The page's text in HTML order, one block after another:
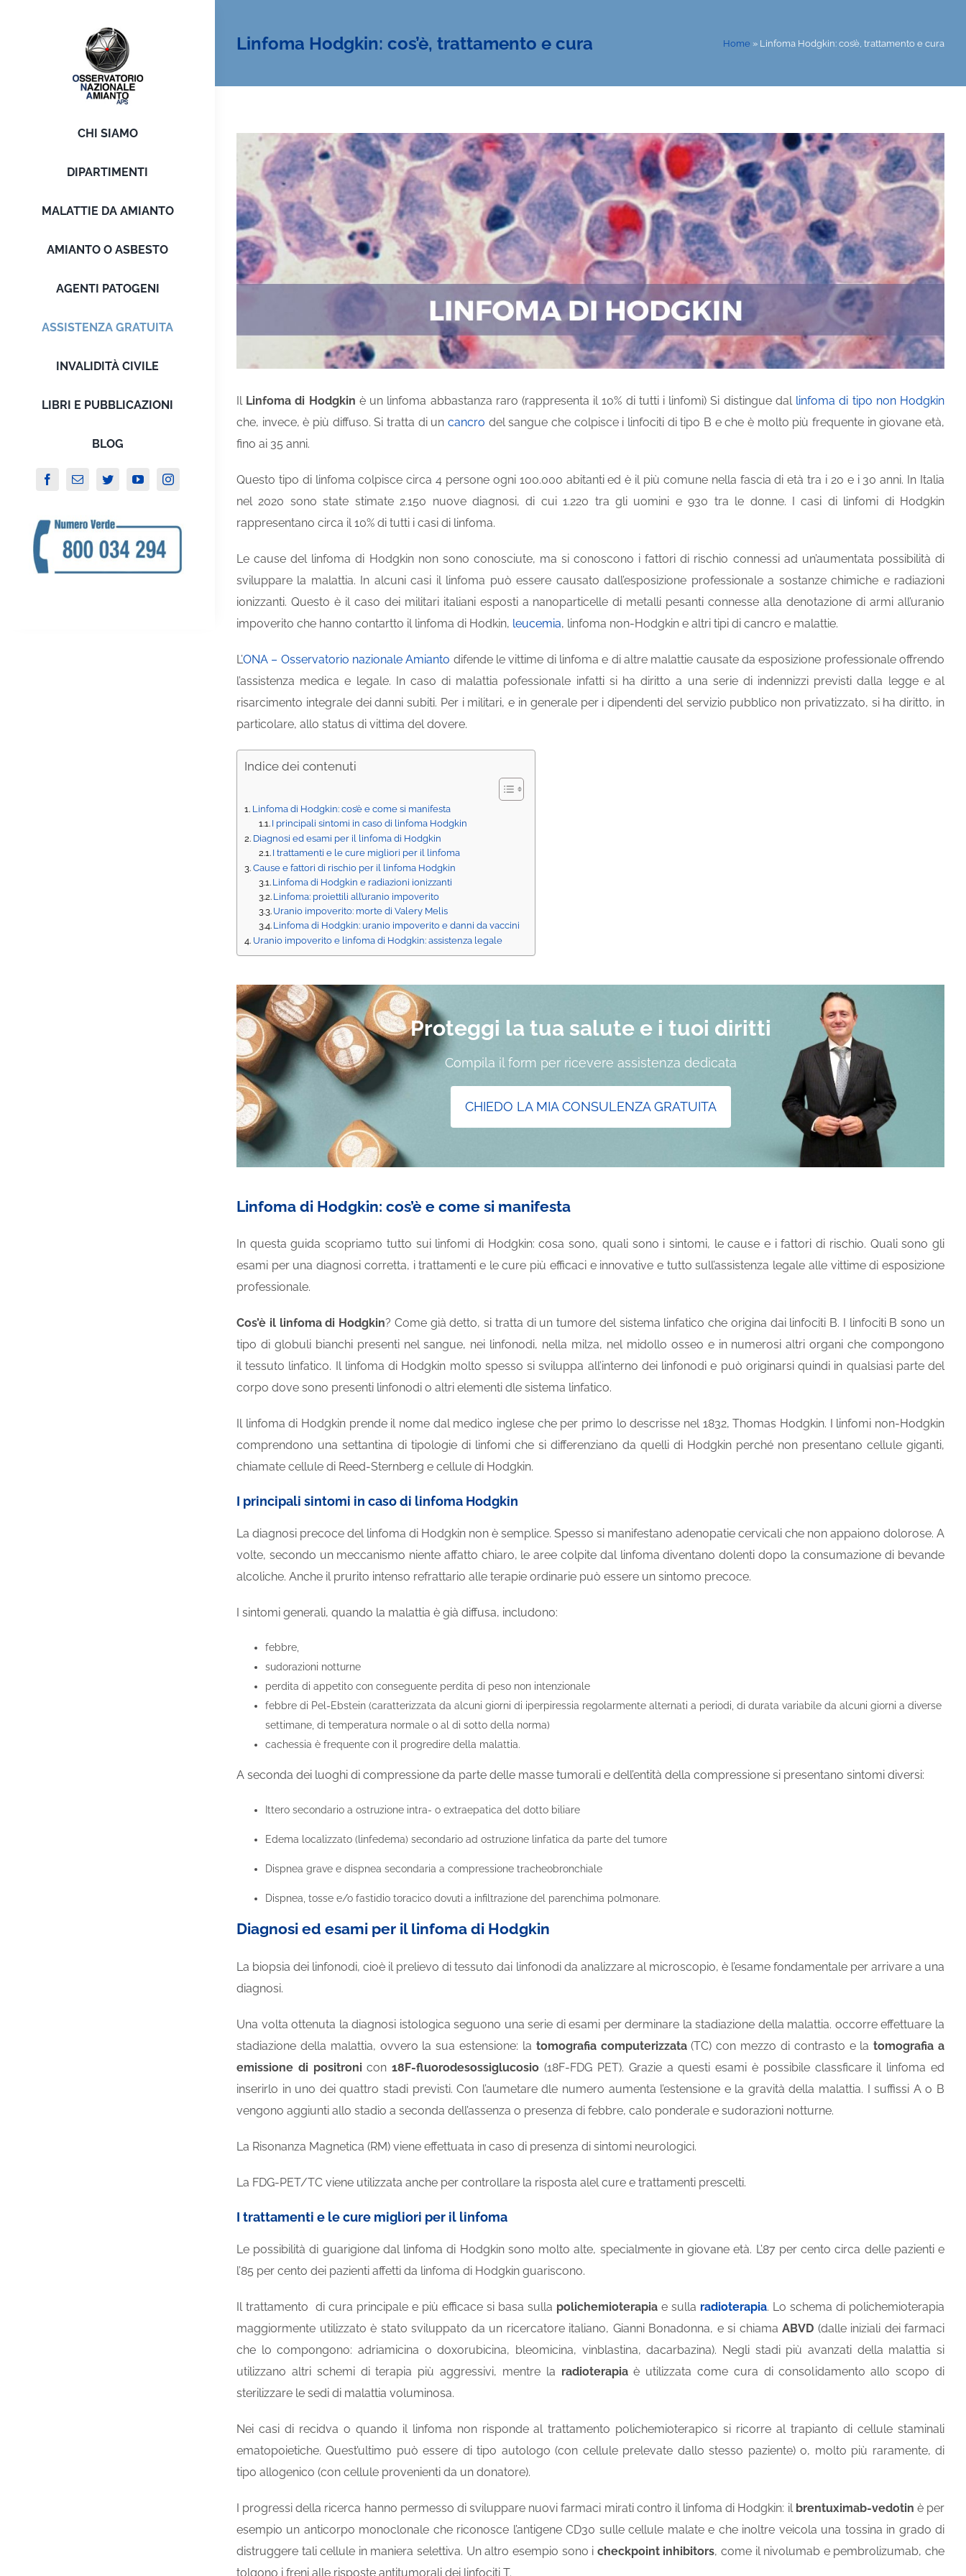
CHI SIAMO
DIPARTIMENTI
MALATTIE DA AMIANTO
AMIANTO O ASBESTO
AGENTI PATOGENI
ASSISTENZA GRATUITA
INVALIDITÀ CIVILE
LIBRI E PUBBLICAZIONI
BLOG
Linfoma Hodgkin: cos’è, trattamento e cura Home » Linfoma Hodgkin: cos’è, trattamento e cura
Il Linfoma di Hodgkin è un linfoma abbastanza raro (rappresenta il 10% di tutti i linfomi) Si distingue dal linfoma di tipo non Hodgkin
che, invece, è più diffuso. Si tratta di un cancro del sangue che colpisce i linfociti di tipo B e che è molto più frequente in giovane età,
fino ai 35 anni.
Questo tipo di linfoma colpisce circa 4 persone ogni 100.000 abitanti ed è il più comune nella fascia di età tra i 20 e i 30 anni. In Italia
nel 2020 sono state stimate 2.150 nuove diagnosi, di cui 1.220 tra gli uomini e 930 tra le donne. I casi di linfomi di Hodgkin
rappresentano circa il 10% di tutti i casi di linfoma.
Le cause del linfoma di Hodgkin non sono conosciute, ma si conoscono i fattori di rischio connessi ad un’aumentata possibilità di
sviluppare la malattia. In alcuni casi il linfoma può essere causato dall’esposizione professionale a sostanze chimiche e radiazioni
ionizzanti. Questo è il caso dei militari italiani esposti a nanoparticelle di metalli pesanti connesse alla denotazione di armi all’uranio
impoverito che hanno contartto il linfoma di Hodkin, leucemia, linfoma non-Hodgkin e altri tipi di cancro e malattie.
L’ONA – Osservatorio nazionale Amianto difende le vittime di linfoma e di altre malattie causate da esposizione professionale offrendo
l’assistenza medica e legale. In caso di malattia pofessionale infatti si ha diritto a una serie di indennizzi previsti dalla legge e al
risarcimento integrale dei danni subiti. Per i militari, e in generale per i dipendenti del servizio pubblico non privatizzato, si ha diritto, in
particolare, allo status di vittima del dovere.
Indice dei contenuti
Linfoma di Hodgkin: cos’è e come si manifesta
I principali sintomi in caso di linfoma Hodgkin
Diagnosi ed esami per il linfoma di Hodgkin
I trattamenti e le cure migliori per il linfoma
Cause e fattori di rischio per il linfoma Hodgkin
Linfoma di Hodgkin e radiazioni ionizzanti
Linfoma: proiettili all’uranio impoverito
Uranio impoverito: morte di Valery Melis
Linfoma di Hodgkin: uranio impoverito e danni da vaccini
Uranio impoverito e linfoma di Hodgkin: assistenza legale
Proteggi la tua salute e i tuoi diritti
Compila il form per ricevere assistenza dedicata
CHIEDO LA MIA CONSULENZA GRATUITA
Linfoma di Hodgkin: cos’è e come si manifesta
In questa guida scopriamo tutto sui linfomi di Hodgkin: cosa sono, quali sono i sintomi, le cause e i fattori di rischio. Quali sono gli
esami per una diagnosi corretta, i trattamenti e le cure più efficaci e innovative e tutto sull’assistenza legale alle vittime di esposizione
professionale.
Cos’è il linfoma di Hodgkin? Come già detto, si tratta di un tumore del sistema linfatico che origina dai linfociti B. I linfociti B sono un
tipo di globuli bianchi presenti nel sangue, nei linfonodi, nella milza, nel midollo osseo e in numerosi altri organi che compongono
iltessuto linfatico. Il linfoma di Hodgkin molto spesso si sviluppa all’interno dei linfonodi e può originarsi quindi in qualsiasi parte del
corpo dove sono presenti linfonodi o altri elementi dle sistema linfatico.
Il linfoma di Hodgkin prende il nome dal medico inglese che per primo lo descrisse nel 1832, Thomas Hodgkin. I linfomi non-Hodgkin
comprendono una settantina di tipologie di linfomi che si differenziano da quelli di Hodgkin perché non presentano cellule giganti,
chiamate cellule di Reed-Sternberg e cellule di Hodgkin.
I principali sintomi in caso di linfoma Hodgkin
La diagnosi precoce del linfoma di Hodgkin non è semplice. Spesso si manifestano adenopatie cervicali che non appaiono dolorose. A
volte, secondo un meccanismo niente affatto chiaro, le aree colpite dal linfoma diventano dolenti dopo la consumazione di bevande
alcoliche. Anche il prurito intenso refrattario alle terapie ordinarie può essere un sintomo precoce.
I sintomi generali, quando la malattia è già diffusa, includono:
febbre,
sudorazioni notturne
perdita di appetito con conseguente perdita di peso non intenzionale
febbre di Pel-Ebstein (caratterizzata da alcuni giorni di iperpiressia regolarmente alternati a periodi, di durata variabile da alcuni giorni a diverse
settimane, di temperatura normale o al di sotto della norma)
cachessia è frequente con il progredire della malattia.
A seconda dei luoghi di compressione da parte delle masse tumorali e dell’entità della compressione si presentano sintomi diversi:
Ittero secondario a ostruzione intra- o extraepatica del dotto biliare
Edema localizzato (linfedema) secondario ad ostruzione linfatica da parte del tumore
Dispnea grave e dispnea secondaria a compressione tracheobronchiale
Dispnea, tosse e/o fastidio toracico dovuti a infiltrazione del parenchima polmonare.
Diagnosi ed esami per il linfoma di Hodgkin
La biopsia dei linfonodi, cioè il prelievo ditessuto dai linfonodi da analizzare al microscopio, è l’esame fondamentale per arrivare a una
diagnosi.
Una volta ottenuta la diagnosi istologica seguono una serie di esami per derminare la stadiazione della malattia. occorre effettuare la
stadiazione della malattia, ovvero la sua estensione: la tomografia computerizzata(TC) con mezzo di contrasto e latomografia a
emissione di positroni con18F-fluorodesossiglucosio (18F-FDG PET). Grazie a questi esami è possibile classficare il linfoma ed
inserirlo in uno dei quattro stadi previsti. Con l’aumetare dle numero aumenta l’estensione e la gravità della malattia. I suffissi A o B
vengono aggiunti allo stadio a seconda dell’assenza o presenza di febbre, calo ponderale e sudorazioni notturne.
La Risonanza Magnetica (RM) viene effettuata in caso di presenza di sintomi neurologici.
La FDG-PET/TC viene utilizzata anche per controllare la risposta alel cure e trattamenti prescelti.
I trattamenti e le cure migliori per il linfoma
Le possibilità di guarigione dal linfoma di Hodgkin sono molto alte, specialmente in giovane età. L’87 per cento circa delle pazienti e
l’85 per cento dei pazienti affetti da linfoma di Hodgkin guariscono.
Il trattamento di cura principale e più efficace si basa sulla polichemioterapia e sulla radioterapia. Lo schema di polichemioterapia
maggiormente utilizzato è stato sviluppato da un ricercatore italiano, Gianni Bonadonna, e si chiama ABVD (dalle iniziali dei farmaci
che lo compongono: adriamicina o doxorubicina, bleomicina, vinblastina, dacarbazina). Negli stadi più avanzati della malattia si
utilizzano altri schemi di terapia più aggressivi, mentre la radioterapiaè utilizzata come cura di consolidamento allo scopo di
sterilizzare le sedi di malattia voluminosa.
Nei casi di recidva o quando il linfoma non risponde al trattamento polichemioterapico si ricorre al trapianto di cellule staminali
ematopoietiche. Quest’ultimo può essere di tipo autologo (con cellule prelevate dallo stesso paziente) o, molto più raramente, di
tipo allogenico (con cellule provenienti da un donatore).
I progressi della ricerca hanno permesso di sviluppare nuovi farmaci mirati contro il linfoma di Hodgkin: il brentuximab-vedotin è per
esempio un anticorpo monoclonale che riconosce l’antigeneCD30 sulle cellule malate e che inoltre veicola una tossina in grado di
distruggere tali cellule in maniera selettiva. Un altro esempio sono i checkpoint inhibitors, come il nivolumab e pembrolizumab, che
tolgono i freni alle risposte antitumorali dei linfociti T.